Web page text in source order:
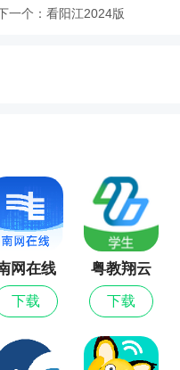
！使照片更加精美有
能！
，使用更加流畅！
一个： 看阳江2024版
网在线
下载
粤教翔云
数字教材
应用平台
下载